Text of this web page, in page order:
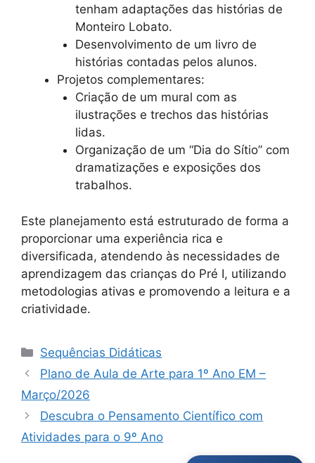
tenham adaptações das histórias de
Monteiro Lobato.
Desenvolvimento de um livro de
histórias contadas pelos alunos.
Projetos complementares:
Criação de um mural com as
ilustrações e trechos das histórias
lidas.
Organização de um “Dia do Sítio” com
dramatizações e exposições dos
trabalhos.
Este planejamento está estruturado de forma a
proporcionar uma experiência rica e
diversificada, atendendo às necessidades de
aprendizagem das crianças do Pré I, utilizando
metodologias ativas e promovendo a leitura e a
criatividade.
Categorias
Sequências Didáticas
Plano de Aula de Arte para 1º Ano EM –
Março/2026
Descubra o Pensamento Científico com
Atividades para o 9º Ano